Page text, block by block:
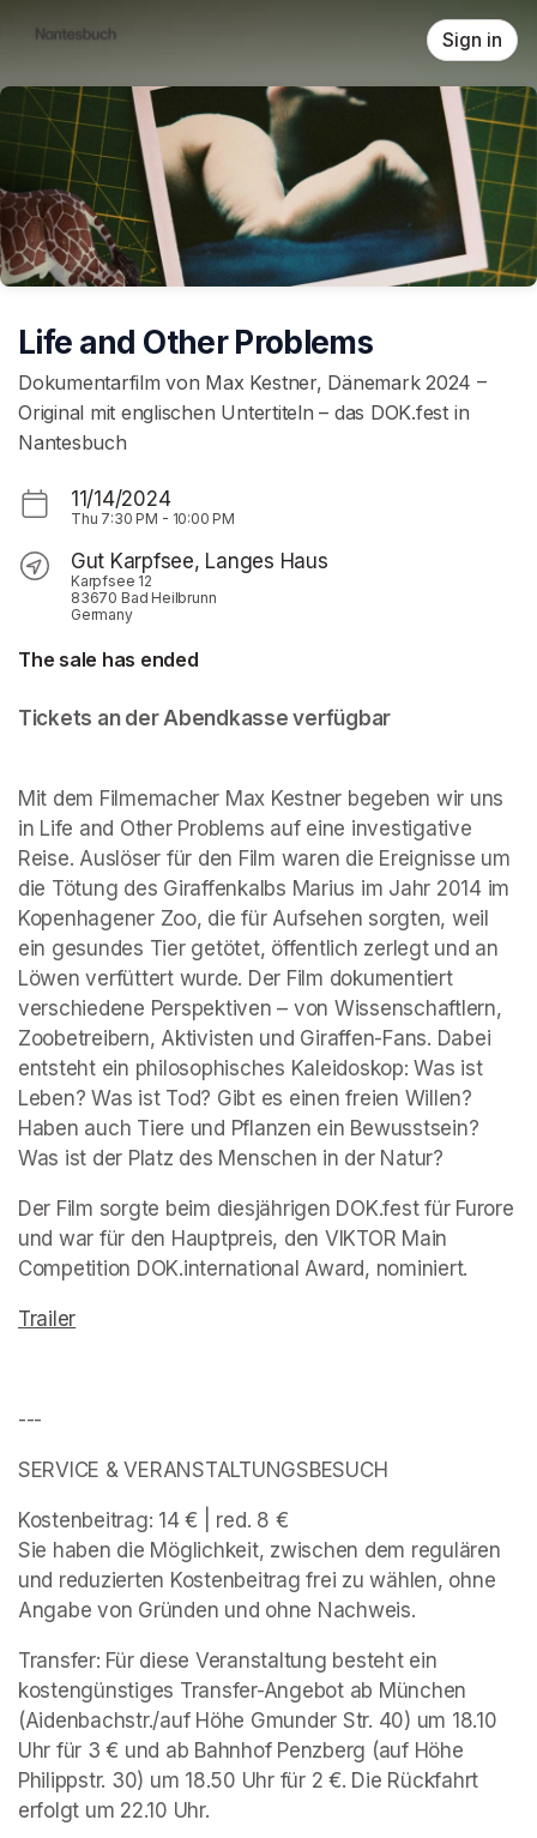
Sign in
Life and Other Problems
Dokumentarfilm von Max Kestner, Dänemark 2024 –
Original mit englischen Untertiteln – das DOK.fest in
Nantesbuch
11/14/2024
Thu 7:30 PM - 10:00 PM
Gut Karpfsee, Langes Haus
Karpfsee 12
83670 Bad Heilbrunn
Germany
The sale has ended
Tickets an der Abendkasse verfügbar
Mit dem Filmemacher Max Kestner begeben wir uns
in Life and Other Problems auf eine investigative
Reise. Auslöser für den Film waren die Ereignisse um
die Tötung des Giraffenkalbs Marius im Jahr 2014 im
Kopenhagener Zoo, die für Aufsehen sorgten, weil
ein gesundes Tier getötet, öffentlich zerlegt und an
Löwen verfüttert wurde. Der Film dokumentiert
verschiedene Perspektiven – von Wissenschaftlern,
Zoobetreibern, Aktivisten und Giraffen-Fans. Dabei
entsteht ein philosophisches Kaleidoskop: Was ist
Leben? Was ist Tod? Gibt es einen freien Willen?
Haben auch Tiere und Pflanzen ein Bewusstsein?
Was ist der Platz des Menschen in der Natur?
Der Film sorgte beim diesjährigen DOK.fest für Furore
und war für den Hauptpreis, den VIKTOR Main
Competition DOK.international Award, nominiert.
Trailer
---
SERVICE & VERANSTALTUNGSBESUCH
Kostenbeitrag: 14 € | red. 8 €
Sie haben die Möglichkeit, zwischen dem regulären
und reduzierten Kostenbeitrag frei zu wählen, ohne
Angabe von Gründen und ohne Nachweis.
Transfer: Für diese Veranstaltung besteht ein
kostengünstiges Transfer-Angebot ab München
(Aidenbachstr./auf Höhe Gmunder Str. 40) um 18.10
Uhr für 3 € und ab Bahnhof Penzberg (auf Höhe
Philippstr. 30) um 18.50 Uhr für 2 €. Die Rückfahrt
erfolgt um 22.10 Uhr.